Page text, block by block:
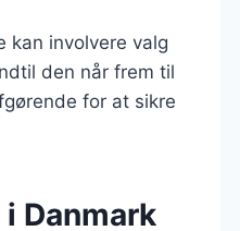
kan involvere valg
den når frem til
for at sikre
Danmark